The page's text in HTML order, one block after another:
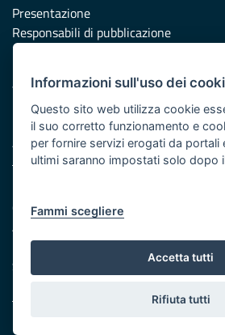
Presentazione
Responsabili di pubblicazione
Vai al sito di Protezione Civile Puglia
Iniziativa finanziata con risorse del
Asse XI
Cookie e privacy
Atti di notifica
Feed RSS
Servizi Intranet
Informazioni sull'uso dei
Questo sito web utilizza cookie
il suo corretto funzionamento e
per fornire servizi erogati da portali
ultimi saranno impostati solo dopo
Fammi scegliere
Accetta tutti
Rifiuta tutti